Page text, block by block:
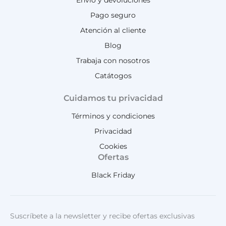
Pago seguro
Atención al cliente
Blog
Trabaja con nosotros
Catátogos
Cuidamos tu privacidad
Términos y condiciones
Privacidad
Cookies
Ofertas
Black Friday
Suscríbete a la newsletter y recibe ofertas exclusivas